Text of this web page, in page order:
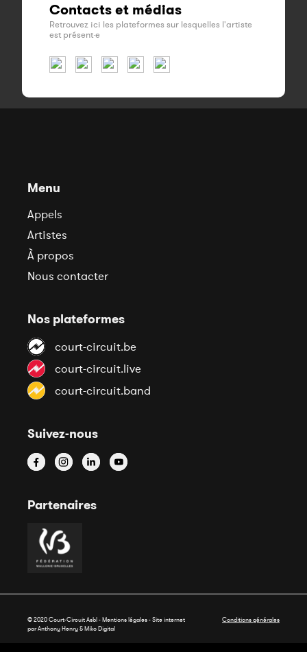
Contacts et médias
Retrouvez ici les plateformes sur lesquelles l'artiste
est présent·e
Menu
Appels
Artistes
À propos
Nous contacter
Nos plateformes
court-circuit.be
court-circuit.live
court-circuit.band
Suivez-nous
Partenaires
© 2020 Court-Circuit Asbl - Mentions légales - Site internet
par Anthony Henry &Miko Digital
Conditions générales